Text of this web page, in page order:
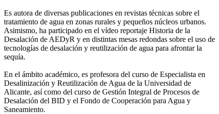
Es autora de diversas publicaciones en revistas técnicas sobre el
tratamiento de agua en zonas rurales y pequeños núcleos urbanos.
Asimismo, ha participado en el vídeo reportaje Historia de la
Desalación de AEDyR y en distintas mesas redondas sobre el uso de
tecnologías de desalación y reutilización de agua para afrontar la
sequía.
En el ámbito académico, es profesora del curso de Especialista en
Desalinización y Reutilización de Agua de la Universidad de
Alicante, así como del curso de Gestión Integral de Procesos de
Desalación del BID y el Fondo de Cooperación para Agua y
Saneamiento.